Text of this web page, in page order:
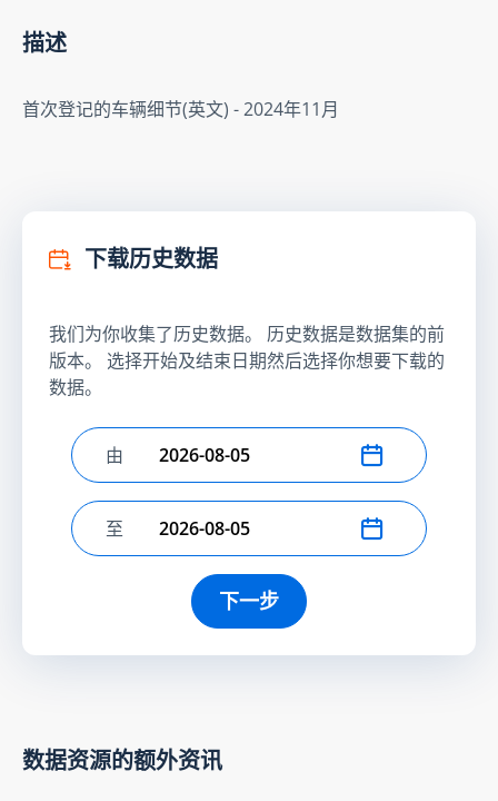
描述
首次登记的车辆细节(英文) - 2024年11月
下载历史数据
我们为你收集了历史数据。 历史数据是数据集的前
版本。 选择开始及结束日期然后选择你想要下载的
数据。
选择开始日期
由
选择结束日期
至
下一步
数据资源的额外资讯